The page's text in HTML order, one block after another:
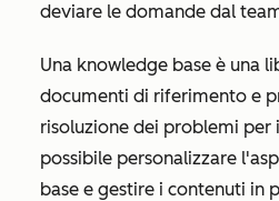
deviare le domande dal
Una knowledge base è una
documenti di riferimento e
risoluzione dei problemi per
possibile personalizzare
base e gestire i contenuti in